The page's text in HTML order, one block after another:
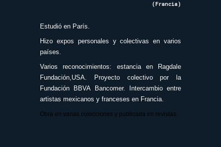
(Francia)
Estudió en París.
Hizo expos personales y colectivas en varios
países.
Varios reconocimientos: estancia en Ragdale
Fundación,USA. Proyecto colectivo por la
Fundación BBVA Bancomer. Intercambio entre
artistas mexicanos y franceses en Francia.
Obra en varias colecciones y publicada en revistas.